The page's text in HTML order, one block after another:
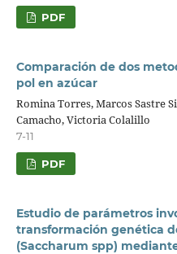
PDF
Comparación de dos
pol en azúcar
Romina Torres, Marcos Sastre
Camacho, Victoria Colalillo
7-11
PDF
Estudio de parámetros
transformación genética
(Saccharum spp)